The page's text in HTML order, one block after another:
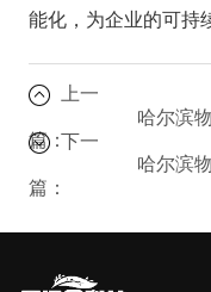
能化，为企业的可持
上一
篇：下一
篇：